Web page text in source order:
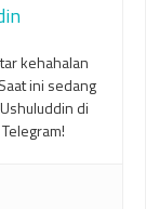
kehahalan
ini sedang
di